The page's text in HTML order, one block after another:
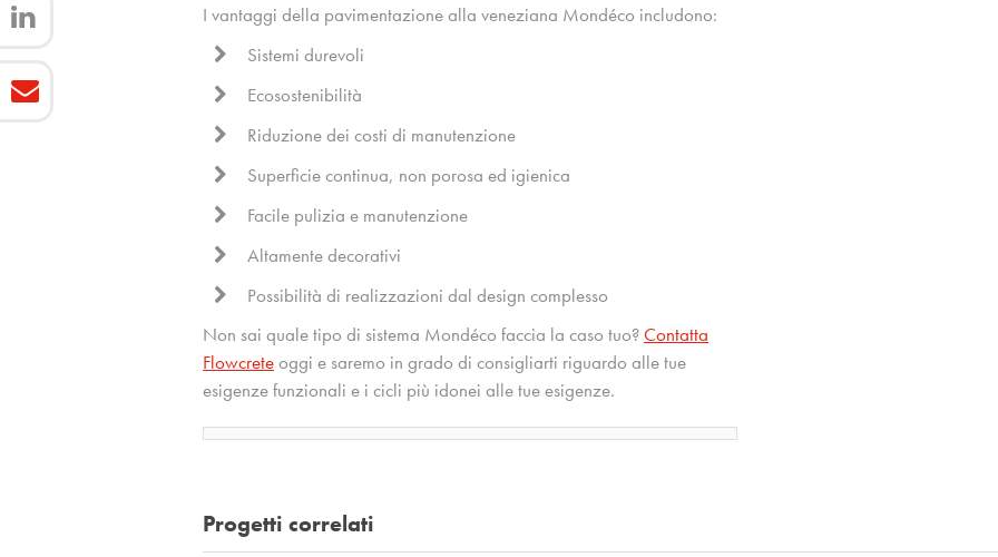
I vantaggi della pavimentazione alla veneziana Mondéco includono:
Sistemi durevoli
Ecosostenibilità
Riduzione dei costi di manutenzione
Superficie continua, non porosa ed igienica
Facile pulizia e manutenzione
Altamente decorativi
Possibilità di realizzazioni dal design complesso
Non sai quale tipo di sistema Mondéco faccia la caso tuo?Contatta
Flowcreteoggi e saremo in grado di consigliarti riguardo alle tue
esigenze funzionali e i cicli più idonei alle tue esigenze.
Progetti correlati